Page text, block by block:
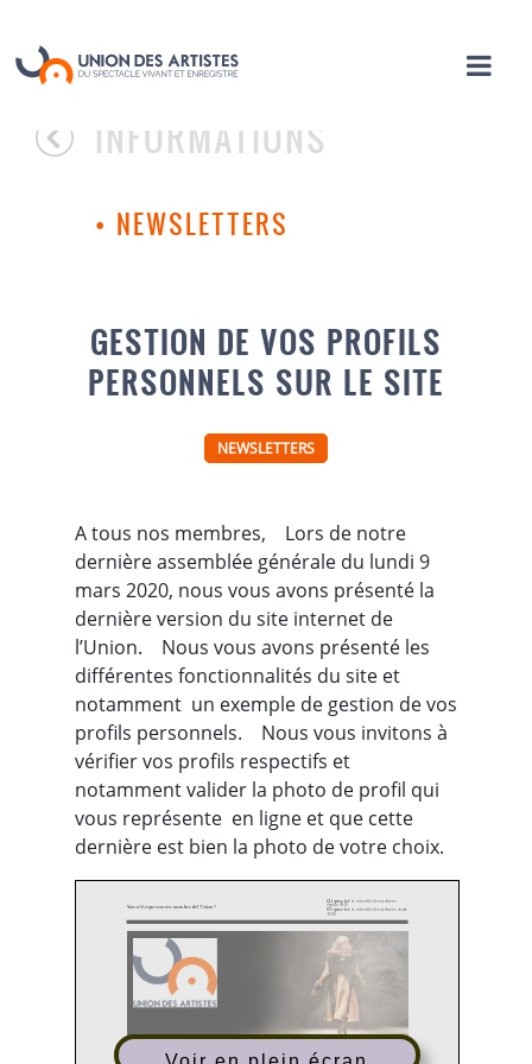
INFORMATIONS
• NEWSLETTERS
GESTION DE VOS PROFILS
PERSONNELS SUR LE SITE
NEWSLETTERS
A tous nos membres, Lors de notre
dernière assemblée générale du lundi 9
mars 2020, nous vous avons présenté la
dernière version du site internet de
l’Union. Nous vous avons présenté les
différentes fonctionnalités du site et
notamment un exemple de gestion de vos
profils personnels. Nous vous invitons à
vérifier vos profils respectifs et
notamment valider la photo de profil qui
vous représente en ligne et que cette
dernière est bien la photo de votre choix.
Vous n'êtes pas encore membre de l'Union ?
Cliquez ici et consulter les archives
depuis 2020
Cliquez ici et consulter les archives avant
2020